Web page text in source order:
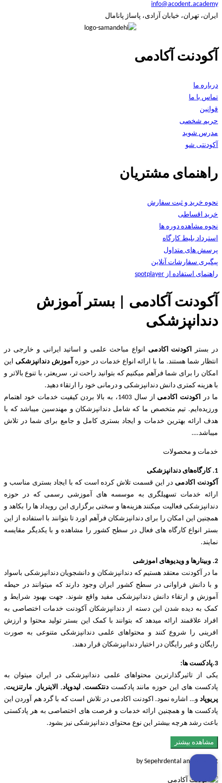
info@acodent.academy
ایران، تهران، خیابان آزادی، پاساژ پانامال
آکودنت آکادمی
درباره ما
تماس با ما
قوانین
حریم شخصی
مدرس شوید
آکودنتی شو
راهنمای مشتریان
نحوه خرید و ثبت سفارش
خرید اقساطی
نحوه مشاهده دوره ها
استرداد بلیط کارگاه
پرسش های متداول
پیگیری سفارشات آنلاین
راهنمای استفاده از spotplayer
آکودنت آکادمی | بستر آموزش
دندانپزشکی
در بستر اکودنت اکادمی انواع مباحث علمی و اساتید ایرانی و خارجی در
انتظار شما هستند. ما با ارائه انواع خدمات در حوزه آموزش دندانپزشکی این
امکان را برای شما فرآهم میکنیم که بتوانید راحت تر، سریعتر، با تنوع بالاتر و
با هزینه کمتری دانش دندانپزشکی و درمانی خود را ارتقاء دهید.
ما در
اکودنت اکادمی
از سال 1403، به بالا بردن کیفیت خدمات خود اهتمام
ورزیده‌‌ایم. تیم متخصص ما که شامل دندانپزشکان و مهندسین میباشد که با
هدف ارائه بهترین خدمات و ایجاد بستری کامل و جامع برای شما در تلاش
میباشد.…
خدمات و محصولات
1. کارگاه‌های دندانپزشکی
آکودنت اکادمی در این قسمت تلاش کرده است که با ایجاد بستری مناسب و
ارائه خدمات تسهیلگری به موسسه های آموزشی رسمی که در حوزه
دندانپزشکی فعالیت میکنند هزینه‌ها و سختی برگزاری این رویداد ها را بکاهد و
همچنین این امکان را برای دندانپزشکان فرآهم اورد تا بتوانند با استفاده از این
بستر انواع کارگاه های فعال در سطح کشور را مشاهده و با یکدیگر مقایسه
نمایند.
2. وبینارها و ویدیوهای اموزشی
ما در آکودنت معتقد هستیم که دندانپزشکان و دانشجویان دندانپزشکی باسواد
و با دانش فراوانی در سطح کشور ایران وجود دارند که میتوانند در حیطه
آموزش و ارتقاء دانش دندانپزشکی مفید واقع شوند. جهت بهبود شرایط و
کمک به دیده شدن این دسته از دندانپزشکان آکودنت خدمات اختصاصی به
افراد علاقمند ارائه میدهد که بتوانند با کمک این بستر تولید محتوا و ارزش
افرینی را شروع کنند و محتواهای علمی دندانپزشکی متنوعی به صورت
رایگان و غیر رایگان در اختیار دندانپزشکان قرار دهند.
3.پادکست ها:
یکی از تاثیرگذارترین محتواهای علمی دندانپزشکی در ایران میتوان به
پادکست های این حوزه مانند پادکستدنتکست,لیدوپاد, الاینرباز , مارتنزیت,
پریوپاد و… اشاره نمود. اکودنت اکادمی در تلاش است که با گرد هم آوردن این
پادکست ها و همچنین ارائه خدمات و فرصت های اختصاصی به هر پادکستی
باعث رشد هرچه بیشتر این نوع محتوای دندانپزشکی نیز بشود.
مشاهده بیشتر
by Sepehrdental and Acodent